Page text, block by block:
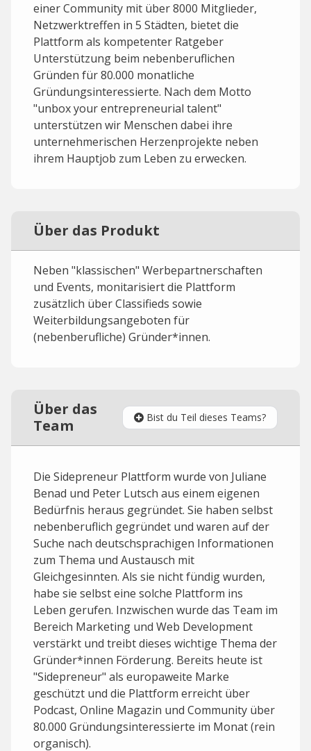
einer Community mit über 8000 Mitglieder,
Netzwerktreffen in 5 Städten, bietet die
Plattform als kompetenter Ratgeber
Unterstützung beim nebenberuflichen
Gründen für 80.000 monatliche
Gründungsinteressierte. Nach dem Motto
"unbox your entrepreneurial talent"
unterstützen wir Menschen dabei ihre
unternehmerischen Herzenprojekte neben
ihrem Hauptjob zum Leben zu erwecken.
Über das Produkt
Neben "klassischen" Werbepartnerschaften
und Events, monitarisiert die Plattform
zusätzlich über Classifieds sowie
Weiterbildungsangeboten für
(nebenberufliche) Gründer*innen.
Über das
Team
Bist du Teil dieses Teams?
Die Sidepreneur Plattform wurde von Juliane
Benad und Peter Lutsch aus einem eigenen
Bedürfnis heraus gegründet. Sie haben selbst
nebenberuflich gegründet und waren auf der
Suche nach deutschsprachigen Informationen
zum Thema und Austausch mit
Gleichgesinnten. Als sie nicht fündig wurden,
habe sie selbst eine solche Plattform ins
Leben gerufen. Inzwischen wurde das Team im
Bereich Marketing und Web Development
verstärkt und treibt dieses wichtige Thema der
Gründer*innen Förderung. Bereits heute ist
"Sidepreneur" als europaweite Marke
geschützt und die Plattform erreicht über
Podcast, Online Magazin und Community über
80.000 Gründungsinteressierte im Monat (rein
organisch).